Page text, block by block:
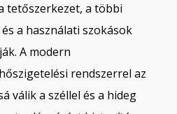
tetőszerkezet, a többi
a használati szokások
A modern
rendszerrel az
válik a széllel és a hideg